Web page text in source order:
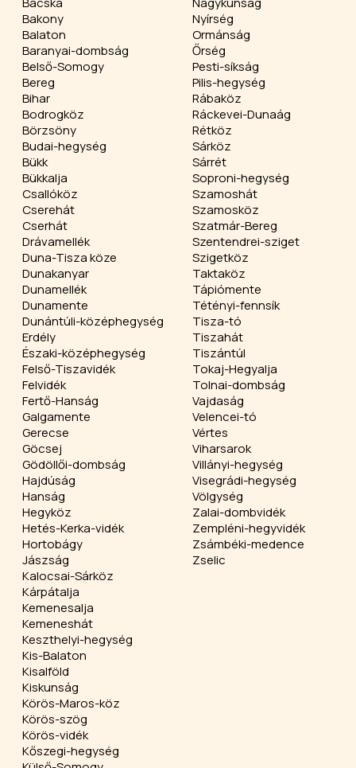
Bakony
Balaton
Baranyai-dombság
Belső-Somogy
Bereg
Bihar
Bodrogköz
Börzsöny
Budai-hegység
Bükk
Bükkalja
Csallóköz
Cserehát
Cserhát
Drávamellék
Duna-Tisza köze
Dunakanyar
Dunamellék
Dunamente
Dunántúli-középhegység
Erdély
Északi-középhegység
Felső-Tiszavidék
Felvidék
Fertő-Hanság
Galgamente
Gerecse
Göcsej
Gödöllői-dombság
Hajdúság
Hanság
Hegyköz
Hetés-Kerka-vidék
Hortobágy
Jászság
Kalocsai-Sárköz
Kárpátalja
Kemenesalja
Kemeneshát
Keszthelyi-hegység
Kis-Balaton
Kisalföld
Kiskunság
Körös-Maros-köz
Körös-szög
Körös-vidék
Kőszegi-hegység
Nyírség
Ormánság
Őrség
Pesti-síkság
Pilis-hegység
Rábaköz
Ráckevei-Dunaág
Rétköz
Sárköz
Sárrét
Soproni-hegység
Szamoshát
Szamosköz
Szatmár-Bereg
Szentendrei-sziget
Szigetköz
Taktaköz
Tápiómente
Tétényi-fennsík
Tisza-tó
Tiszahát
Tiszántúl
Tokaj-Hegyalja
Tolnai-dombság
Vajdaság
Velencei-tó
Vértes
Viharsarok
Villányi-hegység
Visegrádi-hegység
Völgység
Zalai-dombvidék
Zempléni-hegyvidék
Zsámbéki-medence
Zselic